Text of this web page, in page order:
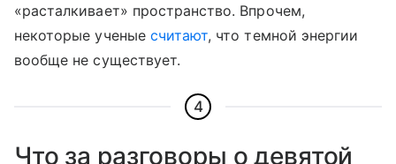
«расталкивает» пространство. Впрочем,
некоторые ученые считают, что темной энергии
вообще не существует.
4
Что за разговоры о девятой